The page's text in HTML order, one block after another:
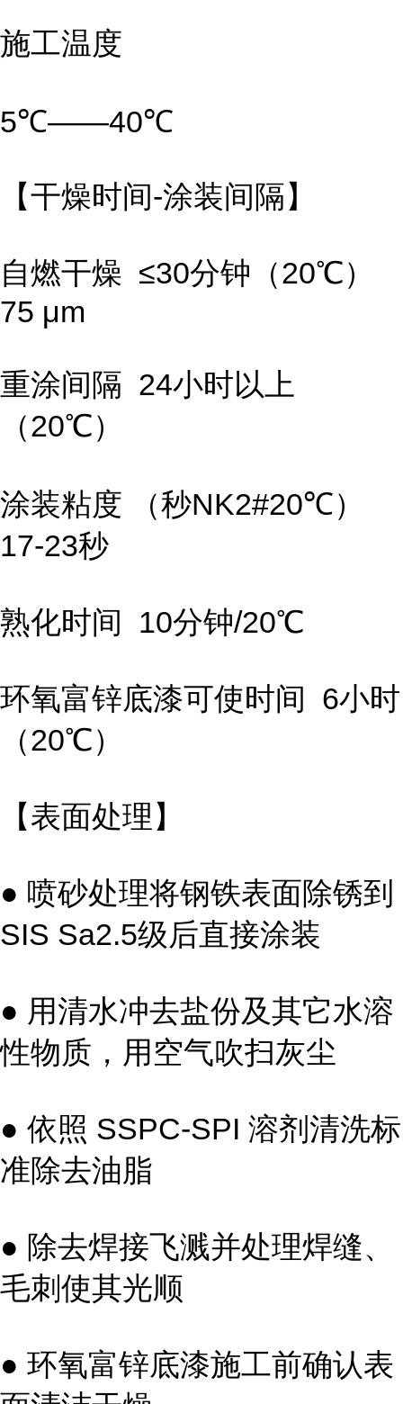
施工温度
5℃——40℃
【干燥时间-涂装间隔】
自燃干燥 ≤30分钟（20℃）
75 μm
重涂间隔 24小时以上
（20℃）
涂装粘度 （秒NK2#20℃）
17-23秒
熟化时间 10分钟/20℃
环氧富锌底漆可使时间 6小时
（20℃）
【表面处理】
● 喷砂处理将钢铁表面除锈到
SIS Sa2.5级后直接涂装
● 用清水冲去盐份及其它水溶
性物质，用空气吹扫灰尘
● 依照 SSPC-SPI 溶剂清洗标
准除去油脂
● 除去焊接飞溅并处理焊缝、
毛刺使其光顺
● 环氧富锌底漆施工前确认表